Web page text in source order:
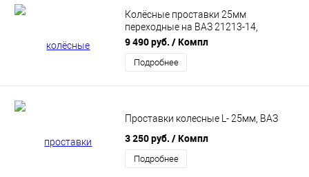
Колёсные проставки 25мм
переходные на ВАЗ 21213-14,
ВАЗ-2123 (4шт, цент.отв с 98,5 на
60,1мм, 5х139,7 на 5х114,3) Д16Т
9 490 руб. / Компл
Подробнее
Проставки колесные L- 25мм, ВАЗ
3 250 руб. / Компл
Подробнее